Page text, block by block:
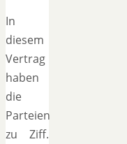
In
diesem
Vertrag
haben
die
Parteien
zu Ziff.